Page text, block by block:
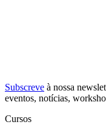
Subscreve à nossa
eventos, notícias,
Cursos